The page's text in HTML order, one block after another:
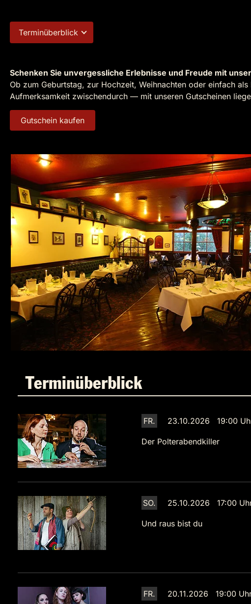
Terminüberblick
Schenken Sie unvergessliche Erlebnisse und Freude mit
Ob zum Geburtstag, zur Hochzeit, Weihnachten oder einfach als
Aufmerksamkeit zwischendurch — mit unseren Gutscheinen
Gutschein kaufen
Terminüberblick
FR. 23.10.2026 19:00
Der Polterabendkiller
SO. 25.10.2026 17:00
Und raus bist du
FR. 20.11.2026 19:00